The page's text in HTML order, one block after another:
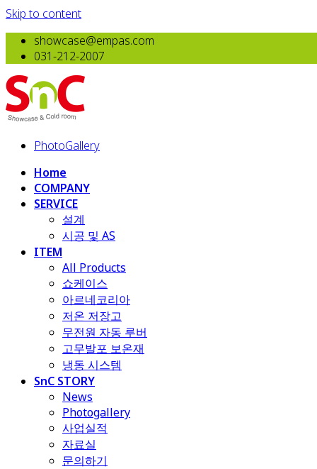
Skip to content
showcase@empas.com
031-212-2007
PhotoGallery
Home
COMPANY
SERVICE
설계
시공 및 AS
ITEM
All Products
​쇼케이스
아르네코리아
저온 저장고
무전원 자동 루버
고무발포 보온재
냉동 시스템
SnC STORY
News
Photogallery
사업실적
자료실
문의하기